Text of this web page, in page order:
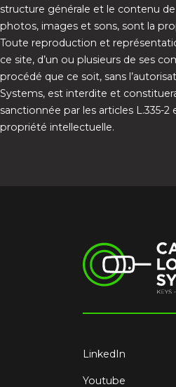
structure générale et le contenu
photos, images et sons, sont la
Toute reproduction et
ce site, d’un ou plusieurs de ses
procédé que ce soit, sans
Systems, est interdite et
sanctionnée par les articles L.335-2
propriété intellectuelle.
LinkedIn
Youtube